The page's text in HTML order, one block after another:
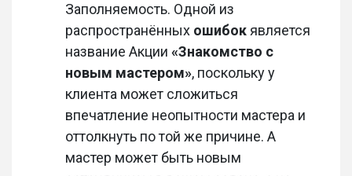
Заполняемость. Одной из
распространённых ошибок является
название Акции «Знакомство с
новым мастером», поскольку у
клиента может сложиться
впечатление неопытности мастера и
оттолкнуть потой же причине. А
мастер может быть новым